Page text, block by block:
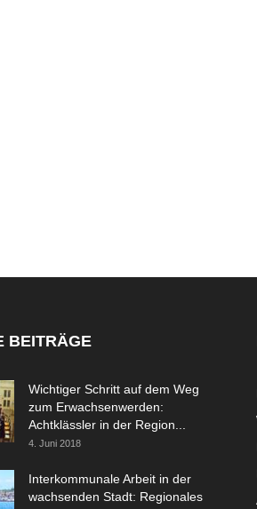
BEITRÄGE
Wichtiger Schritt auf dem Weg
zum Erwachsenwerden:
Achtklässler in der Region...
4. Juni 2018
Interkommunale Arbeit in der
wachsenden Stadt: Regionales